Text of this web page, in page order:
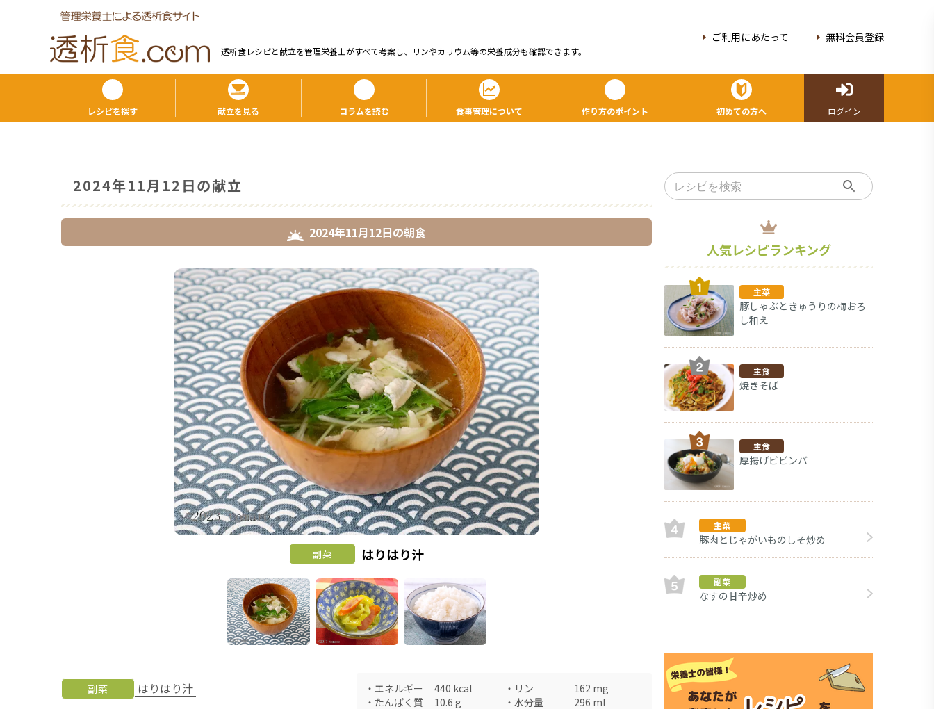
透析食レシピと献⽴を管理栄養⼠がすべて考案し、リンやカリウム等の栄養成分も確認できます。
ご利用にあたって 無料会員登録
レシピを探す 献立を見る コラムを読む 食事管理について 作り方のポイント 初めての方へ ログイン
2024年11月12日の献立
2024年11月12日の朝食
副菜 はりはり汁
副菜 はりはり汁 ・ エネルギー 440 kcal ・ リン 162 mg
・ たんぱく質 10.6 g ・ 水分量 296 ml
人気レシピランキング
主菜
豚しゃぶときゅうりの梅おろ
し和え
主食
焼きそば
主食
厚揚げビビンバ
主菜
豚肉とじゃがいものしそ炒め
副菜
なすの甘辛炒め